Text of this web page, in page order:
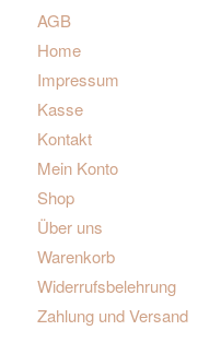
AGB
Home
Impressum
Kasse
Kontakt
Mein Konto
Shop
Über uns
Warenkorb
Widerrufsbelehrung
Zahlung und Versand